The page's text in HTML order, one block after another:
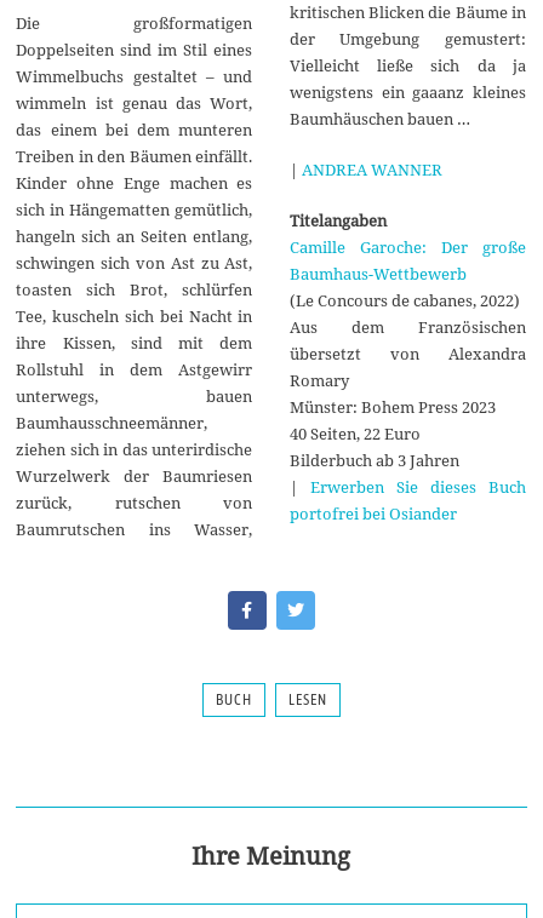
Die großformatigen
Doppelseiten sind im Stil eines
Wimmelbuchs gestaltet – und
wimmeln ist genau das Wort,
das einem bei dem munteren
Treiben in den Bäumen einfällt.
Kinder ohne Enge machen es
sich in Hängematten gemütlich,
hangeln sich an Seiten entlang,
schwingen sich von Ast zu Ast,
toasten sich Brot, schlürfen
Tee, kuscheln sich bei Nacht in
ihre Kissen, sind mit dem
Rollstuhl in dem Astgewirr
unterwegs, bauen
Baumhausschneemänner,
ziehen sich in das unterirdische
Wurzelwerk der Baumriesen
zurück, rutschen von
Baumrutschen ins Wasser,
kritischen Blicken die Bäume in
der Umgebung gemustert:
Vielleicht ließe sich da ja
wenigstens ein gaaanz kleines
Baumhäuschen bauen …
| ANDREA WANNER
Titelangaben
Camille Garoche: Der große
Baumhaus-Wettbewerb
(Le Concours de cabanes, 2022)
Aus dem Französischen
übersetzt von Alexandra
Romary
Münster: Bohem Press 2023
40 Seiten, 22 Euro
Bilderbuch ab 3 Jahren
| Erwerben Sie dieses Buch
portofrei bei Osiander
BUCH LESEN
Ihre Meinung